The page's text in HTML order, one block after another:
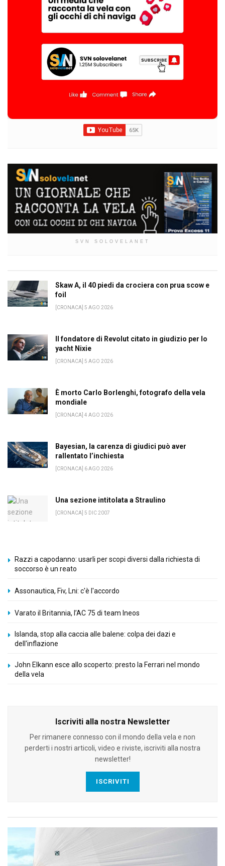
SVN SOLOVELANET
Skaw A, il 40 piedi da crociera con prua scow e
foil
[CRONACA] 5 AGO 2026
Il fondatore di Revolut citato in giudizio per lo
yacht Nixie
[CRONACA] 5 AGO 2026
È morto Carlo Borlenghi, fotografo della vela
mondiale
[CRONACA] 4 AGO 2026
Bayesian, la carenza di giudici può aver
rallentato l’inchiesta
[CRONACA] 6 AGO 2026
Una sezione intitolata a Straulino
[CRONACA] 5 DIC 2007
Razzi a capodanno: usarli per scopi diversi dalla richiesta di
soccorso è un reato
Assonautica, Fiv, Lni: c'è l'accordo
Varato il Britannia, l’AC 75 di team Ineos
Islanda, stop alla caccia alle balene: colpa dei dazi e
dell'inflazione
John Elkann esce allo scoperto: presto la Ferrari nel mondo
della vela
Iscriviti alla nostra Newsletter
Per rimanere connesso con il mondo della vela e non
perderti i nostri articoli, video e riviste, iscriviti alla nostra
newsletter!
ISCRIVITI